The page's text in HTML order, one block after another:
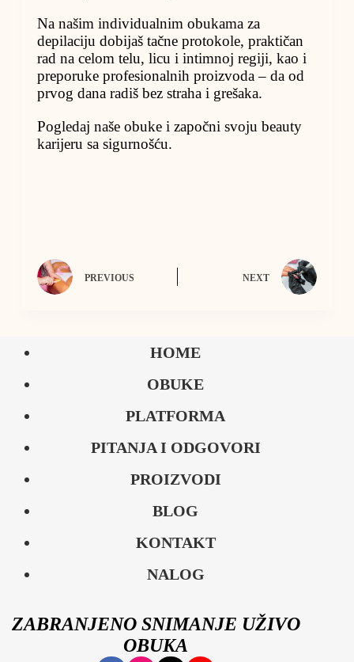
Na našim individualnim obukama za
depilaciju dobijaš tačne protokole, praktičan
rad na celom telu, licu i intimnoj regiji, kao i
preporuke profesionalnih proizvoda – da od
prvog dana radiš bez straha i grešaka.
Pogledaj naše obuke i započni svoju beauty
karijeru sa sigurnošću.
PREVIOUS NEXT
HOME
OBUKE
PLATFORMA
PITANJA I ODGOVORI
PROIZVODI
BLOG
KONTAKT
NALOG
ZABRANJENO SNIMANJE UŽIVO
OBUKA